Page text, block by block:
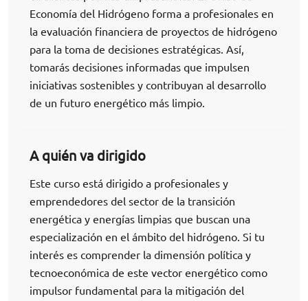
Economía del Hidrógeno forma a profesionales en
la evaluación financiera de proyectos de hidrógeno
para la toma de decisiones estratégicas. Así,
tomarás decisiones informadas que impulsen
iniciativas sostenibles y contribuyan al desarrollo
de un futuro energético más limpio.
A quién va dirigido
Este curso está dirigido a profesionales y
emprendedores del sector de la transición
energética y energías limpias que buscan una
especialización en el ámbito del hidrógeno. Si tu
interés es comprender la dimensión política y
tecnoeconómica de este vector energético como
impulsor fundamental para la mitigación del